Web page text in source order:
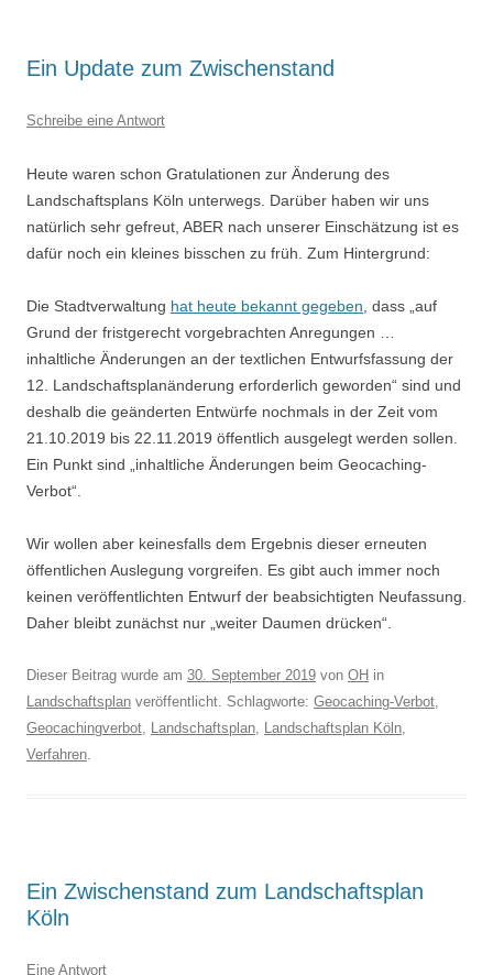
Ein Update zum Zwischenstand
Schreibe eine Antwort
Heute waren schon Gratulationen zur Änderung des
Landschaftsplans Köln unterwegs. Darüber haben wir uns
natürlich sehr gefreut, ABER nach unserer Einschätzung ist es
dafür noch ein kleines bisschen zu früh. Zum Hintergrund:
Die Stadtverwaltung hat heute bekannt gegeben, dass „auf
Grund der fristgerecht vorgebrachten Anregungen …
inhaltliche Änderungen an der textlichen Entwurfsfassung der
12. Landschaftsplanänderung erforderlich geworden“ sind und
deshalb die geänderten Entwürfe nochmals in der Zeit vom
21.10.2019 bis 22.11.2019 öffentlich ausgelegt werden sollen.
Ein Punkt sind „inhaltliche Änderungen beim Geocaching-
Verbot“.
Wir wollen aber keinesfalls dem Ergebnis dieser erneuten
öffentlichen Auslegung vorgreifen. Es gibt auch immer noch
keinen veröffentlichten Entwurf der beabsichtigten Neufassung.
Daher bleibt zunächst nur „weiter Daumen drücken“.
Dieser Beitrag wurde am 30. September 2019 von OH in
Landschaftsplan veröffentlicht. Schlagworte: Geocaching-Verbot,
Geocachingverbot, Landschaftsplan, Landschaftsplan Köln,
Verfahren.
Ein Zwischenstand zum Landschaftsplan
Köln
Eine Antwort